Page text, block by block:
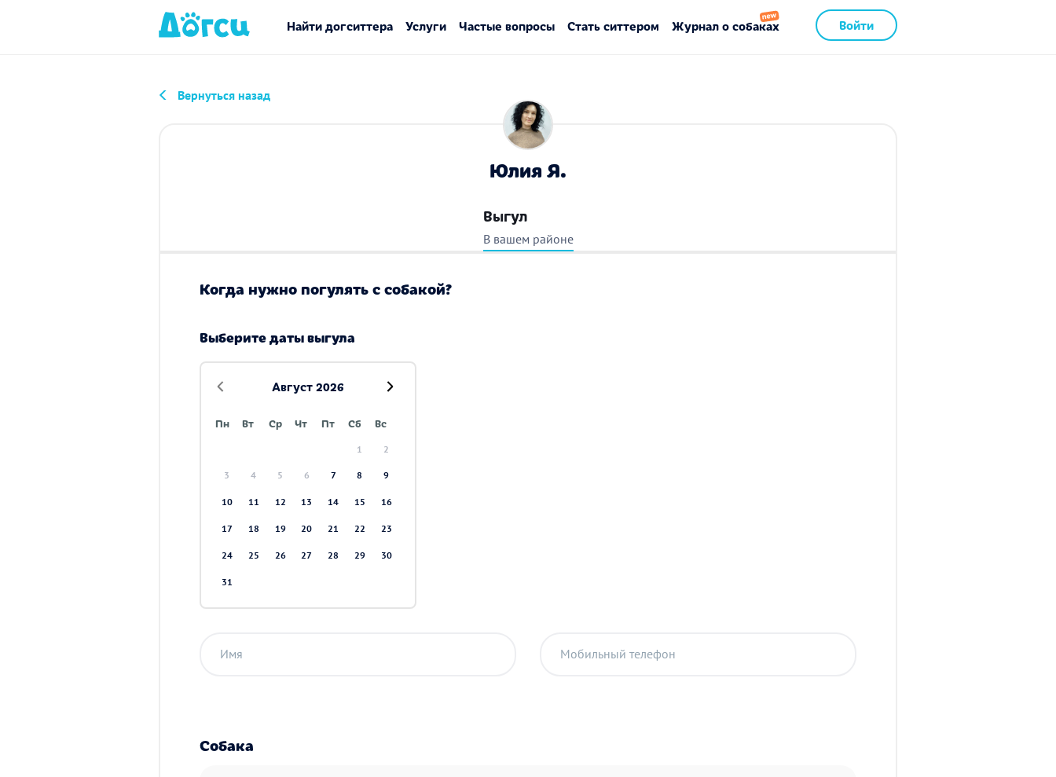
Войти
Найти догситтера Услуги Частые вопросы Стать ситтером Журнал о собаках
Вернуться назад
Юлия Я.
Выгул
В вашем районе
Когда нужно погулять с собакой?
Выберите даты выгула
Август 2026
Пн Вт Ср Чт Пт Сб Вс
1 2
3 4 5 6 7 8 9
10 11 12 13 14 15 16
17 18 19 20 21 22 23
24 25 26 27 28 29 30
31
Имя Мобильный телефон
Собака